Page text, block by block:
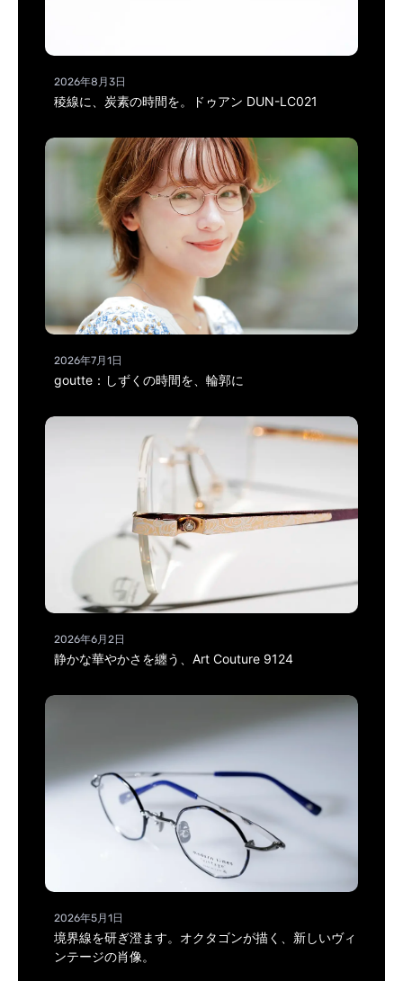
2026年8月3日
稜線に、炭素の時間を。ドゥアン DUN-LC021
2026年7月1日
goutte：しずくの時間を、輪郭に
2026年6月2日
静かな華やかさを纏う、Art Couture 9124
2026年5月1日
境界線を研ぎ澄ます。オクタゴンが描く、新しいヴィ
ンテージの肖像。